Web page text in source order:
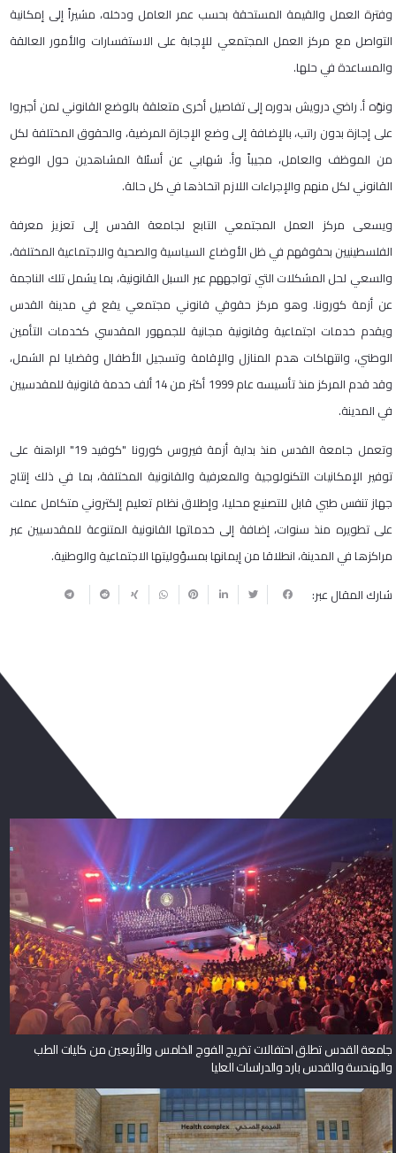
وفترة العمل والقيمة المستحقة بحسب عمر العامل ودخله، مشيراً إلى إمكانية
التواصل مع مركز العمل المجتمعي للإجابة على الاستفسارات والأمور العالقة
والمساعدة في حلها.
ونوّه أ. راضي درويش بدوره إلى تفاصيل أخرى متعلقة بالوضع القانوني لمن أجبروا
على إجازة بدون راتب، بالإضافة إلى وضع الإجازة المرضية، والحقوق المختلفة لكل
من الموظف والعامل، مجيباً وأ. شهابي عن أسئلة المشاهدين حول الوضع
القانوني لكل منهم والإجراءات اللازم اتخاذها في كل حالة.
ويسعى مركز العمل المجتمعي التابع لجامعة القدس إلى تعزيز معرفة
الفلسطينيين بحقوقهم في ظل الأوضاع السياسية والصحية والاجتماعية المختلفة،
والسعي لحل المشكلات التي تواجههم عبر السبل القانونية، بما يشمل تلك الناجمة
عن أزمة كورونا. وهو مركز حقوقي قانوني مجتمعي يقع في مدينة القدس
ويقدم خدمات اجتماعية وقانونية مجانية للجمهور المقدسي كخدمات التأمين
الوطني، وانتهاكات هدم المنازل والإقامة وتسجيل الأطفال وقضايا لم الشمل،
وقد قدم المركز منذ تأسيسه عام 1999 أكثر من 14 ألف خدمة قانونية للمقدسيين
في المدينة.
وتعمل جامعة القدس منذ بداية أزمة فيروس كورونا "كوفيد 19" الراهنة على
توفير الإمكانيات التكنولوجية والمعرفية والقانونية المختلفة، بما في ذلك إنتاج
جهاز تنفس طبي قابل للتصنيع محليا، وإطلاق نظام تعليم إلكتروني متكامل عملت
على تطويره منذ سنوات، إضافة إلى خدماتها القانونية المتنوعة للمقدسيين عبر
مراكزها في المدينة، انطلاقا من إيمانها بمسؤوليتها الاجتماعية والوطنية.
شارك المقال عبر:
جامعة القدس تطلق احتفالات تخريج الفوج الخامس والأربعين من كليات الطب
والهندسة والقدس بارد والدراسات العليا